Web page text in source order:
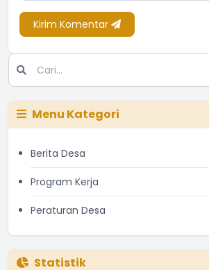
Kirim Komentar
Menu Kategori
Berita Desa
Program Kerja
Peraturan Desa
Statistik